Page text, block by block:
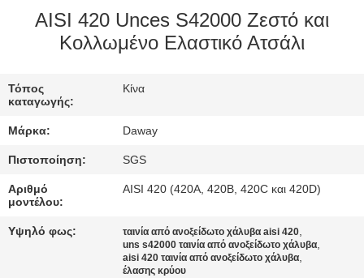
ΓΎΡΟΣ
ΕΡΓΟΣΤΑΣΊΩΝ
ΠΟΙΟΤΙΚΌΣ
ΈΛΕΓΧΟΣ
ΜΑΣ
ΕΛΆΤΕ
ΣΕ
AISI 420 Unces S42000 Ζεστό και
Κολλωμένο Ελαστικό Ατσάλι
Τόπος
καταγωγής:
Κίνα
Μάρκα: Daway
Πιστοποίηση: SGS
Αριθμό
μοντέλου:
AISI 420 (420A, 420B, 420C και 420D)
Υψηλό φως: ταινία από ανοξείδωτο χάλυβα aisi 420,
uns s42000 ταινία από ανοξείδωτο χάλυβα,
aisi 420 ταινία από ανοξείδωτο χάλυβα,
έλασης κρύου